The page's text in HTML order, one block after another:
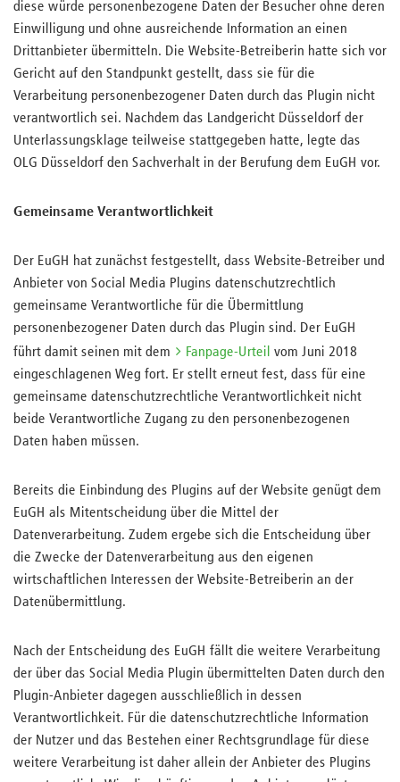
diese würde personenbezogene Daten der Besucher ohne deren
Einwilligung und ohne ausreichende Information an einen
Drittanbieter übermitteln. Die Website-Betreiberin hatte sich vor
Gericht auf den Standpunkt gestellt, dass sie für die
Verarbeitung personenbezogener Daten durch das Plugin nicht
verantwortlich sei. Nachdem das Landgericht Düsseldorf der
Unterlassungsklage teilweise stattgegeben hatte, legte das
OLG Düsseldorf den Sachverhalt in der Berufung dem EuGH vor.
Gemeinsame Verantwortlichkeit
Der EuGH hat zunächst festgestellt, dass Website-Betreiber und
Anbieter von Social Media Plugins datenschutzrechtlich
gemeinsame Verantwortliche für die Übermittlung
personenbezogener Daten durch das Plugin sind. Der EuGH
führt damit seinen mit dem
Fanpage-Urteil vom Juni 2018
eingeschlagenen Weg fort. Er stellt erneut fest, dass für eine
gemeinsame datenschutzrechtliche Verantwortlichkeit nicht
beide Verantwortliche Zugang zu den personenbezogenen
Daten haben müssen.
Bereits die Einbindung des Plugins auf der Website genügt dem
EuGH als Mitentscheidung über die Mittel der
Datenverarbeitung. Zudem ergebe sich die Entscheidung über
die Zwecke der Datenverarbeitung aus den eigenen
wirtschaftlichen Interessen der Website-Betreiberin an der
Datenübermittlung.
Nach der Entscheidung des EuGH fällt die weitere Verarbeitung
der über das Social Media Plugin übermittelten Daten durch den
Plugin-Anbieter dagegen ausschließlich in dessen
Verantwortlichkeit. Für die datenschutzrechtliche Information
der Nutzer und das Bestehen einer Rechtsgrundlage für diese
weitere Verarbeitung ist daher allein der Anbieter des Plugins